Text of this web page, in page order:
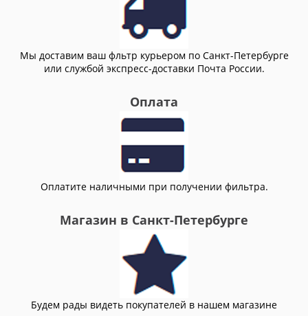
Мы доставим ваш фльтр курьером по Санкт-Петербурге
или службой экспресс-доставки Почта России.
Оплата
Оплатите наличными при получении фильтра.
Магазин в Санкт-Петербурге
Будем рады видеть покупателей в нашем магазине